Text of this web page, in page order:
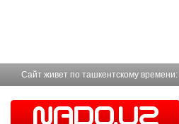
Сайт живет по ташкентскому времени: